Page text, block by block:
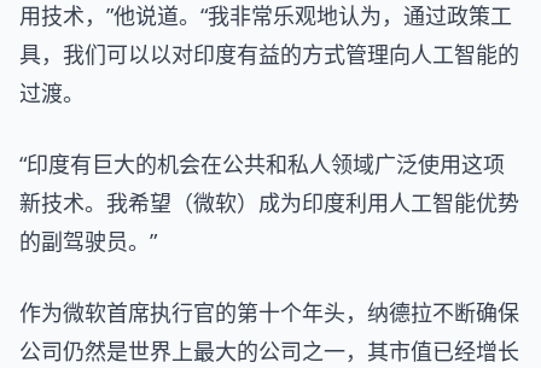
用技术，”他说道。“我非常乐观地认为，通过政策工
具，我们可以以对印度有益的方式管理向人工智能的
过渡。
“印度有巨大的机会在公共和私人领域广泛使用这项
新技术。我希望（微软）成为印度利用人工智能优势
的副驾驶员。”
作为微软首席执行官的第十个年头，纳德拉不断确保
公司仍然是世界上最大的公司之一，其市值已经增长